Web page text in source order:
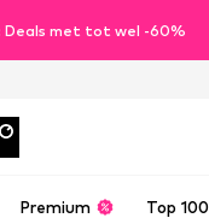
Deals met tot wel -60%
Premium Top 100